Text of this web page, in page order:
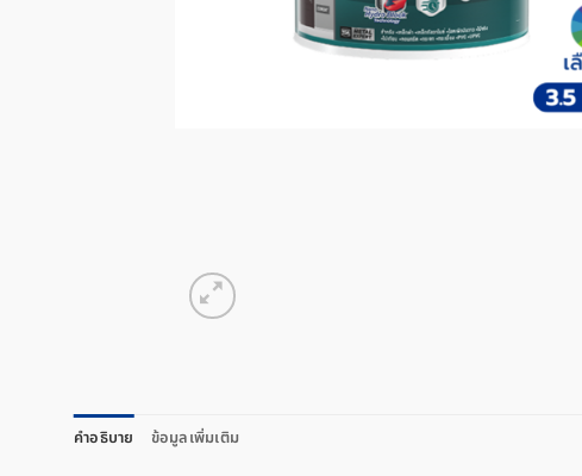
คำอธิบาย ข้อมูลเพิ่มเติม